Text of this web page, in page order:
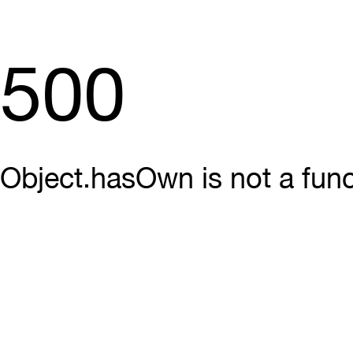
500
Object.hasOwn is not a